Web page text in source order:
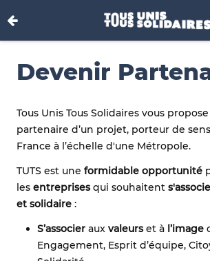
Devenir
Tous Unis Tous Solidaires vous
partenaire d’un projet, porteur de
France à l’échelle d'une Métropole.
TUTS est une formidable opportunité
les entreprisesqui souhaitent
et solidaire :
S’associer aux valeurset à l’image
Engagement, Esprit d’équipe,